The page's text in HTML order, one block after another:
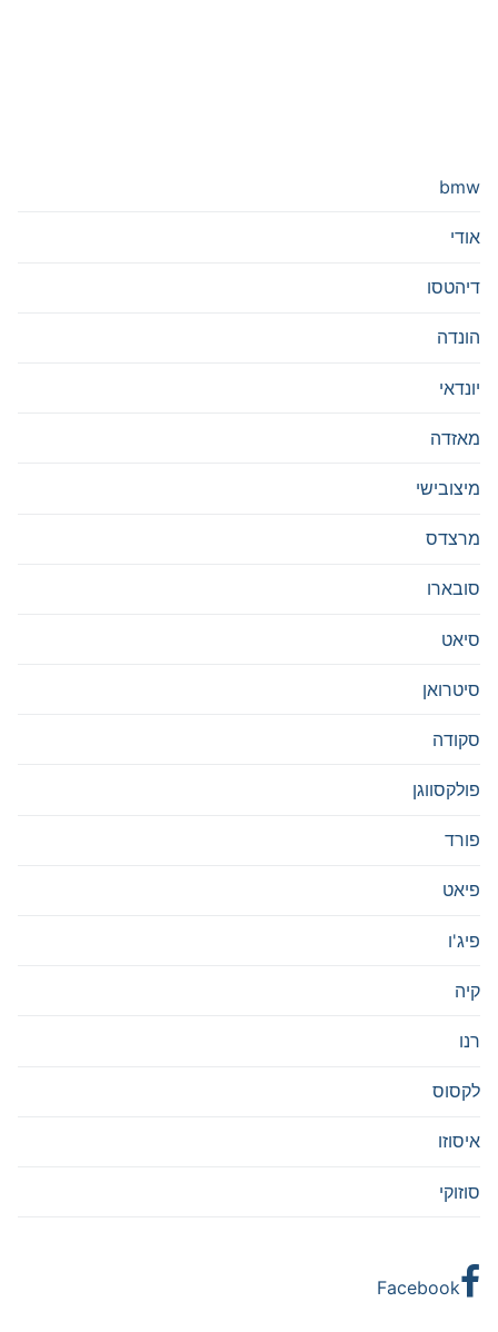
bmw
אודי
דיהטסו
הונדה
יונדאי
מאזדה
מיצובישי
מרצדס
סובארו
סיאט
סיטרואן
סקודה
פולקסווגן
פורד
פיאט
פיג'ו
קיה
רנו
לקסוס
איסוזו
סוזוקי
Facebook